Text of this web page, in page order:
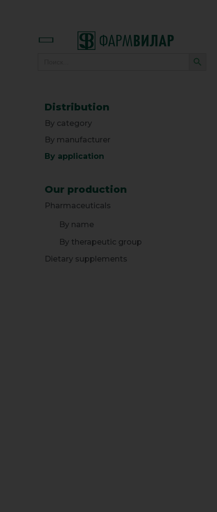
Distribution
By category
By manufacturer
By application
Our production
Pharmaceuticals
By name
By therapeutic group
Dietary supplements